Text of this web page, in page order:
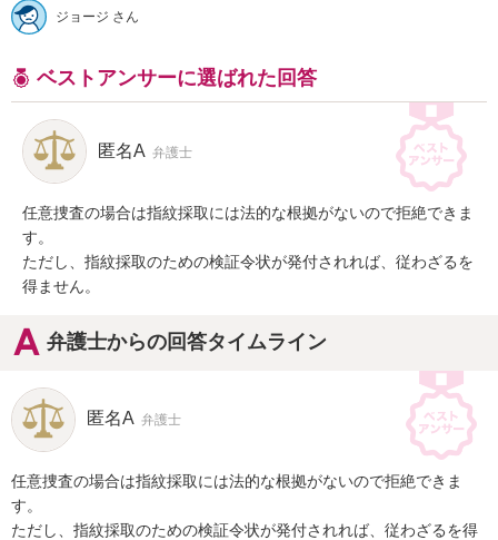
ジョージ さん
ベストアンサーに選ばれた回答
匿名A 弁護士
任意捜査の場合は指紋採取には法的な根拠がないので拒絶できま
す。
ただし、指紋採取のための検証令状が発付されれば、従わざるを
得ません。
弁護士からの回答タイムライン
匿名A 弁護士
任意捜査の場合は指紋採取には法的な根拠がないので拒絶できま
す。
ただし、指紋採取のための検証令状が発付されれば、従わざるを得